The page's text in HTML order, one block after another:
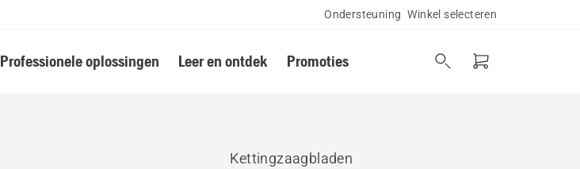
Ondersteuning Winkel selecteren
Professionele oplossingen Leer en ontdek Promoties
Kettingzaagbladen